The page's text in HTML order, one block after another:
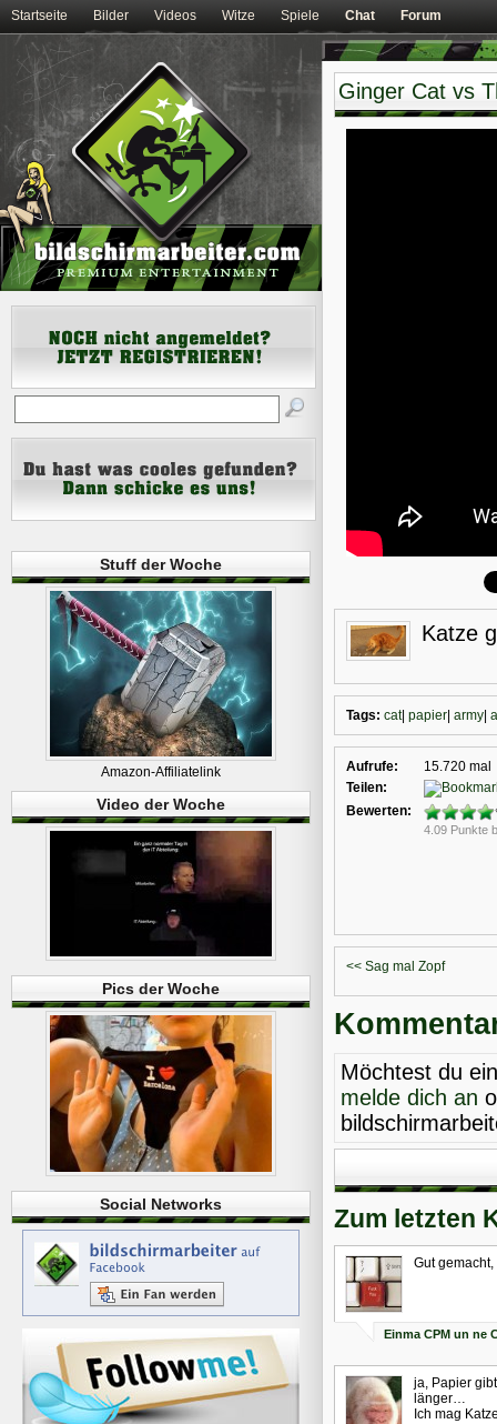
Startseite Bilder Videos Witze Spiele Chat Forum
Ginger Cat vs
Katze
Tags: cat| papier army
Aufrufe:
15.720 mal
Teilen:
Bewerten:
4.09 Punkte
<< Sag mal Zopf
Möchtest du
melde dich an
Zum letzten
Gut
Einma CPM un ne
ja, Papier
länger…
Ich mag
Stuff der Woche
Amazon-Affiliatelink
Video der Woche
Pics der Woche
Social Networks